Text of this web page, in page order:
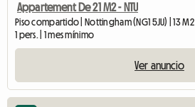
Appartement De 21 M2 - NTU
Piso compartido | Nottingham (NG1 5JU) | 13 M2
1 pers. | 1 mes mínimo
Ver anuncio